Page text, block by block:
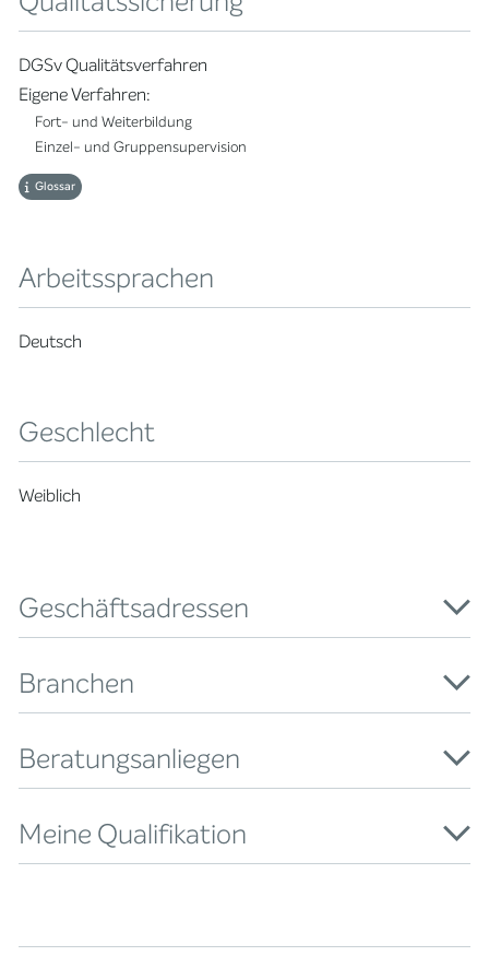
DGSv Qualitätsverfahren
Eigene Verfahren:
Fort- und Weiterbildung
Einzel- und Gruppensupervision
Glossar
Arbeitssprachen
Deutsch
Geschlecht
Weiblich
Geschäftsadressen
Branchen
Beratungsanliegen
Meine Qualifikation